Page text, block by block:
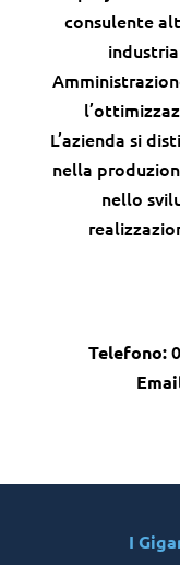
consulente
L’azienda si
nella
nello
Telefono:
I